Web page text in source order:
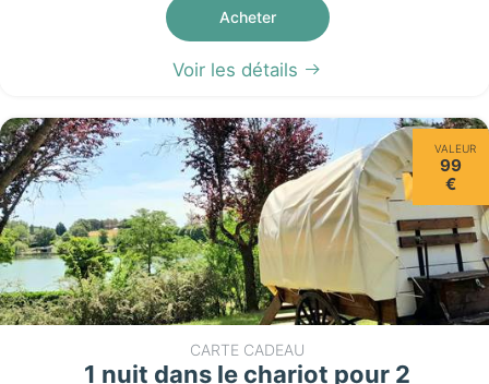
Acheter
Voir les détails
VALEUR
99
€
CARTE CADEAU
1 nuit dans le chariot pour 2